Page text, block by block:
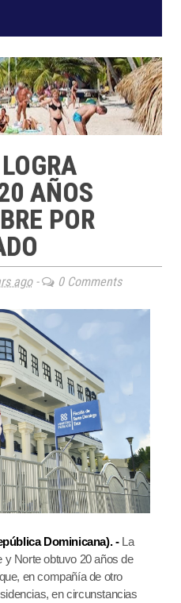
AÑOS
POR
ago- 0 Comments
Dominicana). -La
y Norte obtuvo 20 años de
en compañía de otro
en circunstancias